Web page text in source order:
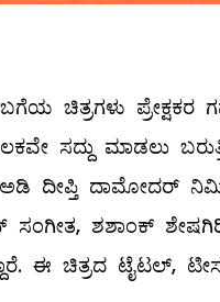
ಚಿತ್ರಗಳು
ಸದ್ದು ಮಾಡಲು
ಅಡಿ ದೀಪ್ತಿ ದಾಮೋದರ್
ಶಶಾಂಕ್ ಶೇಷಗಿರಿ
ಈ ಚಿತ್ರದ ಟೈಟಲ್,